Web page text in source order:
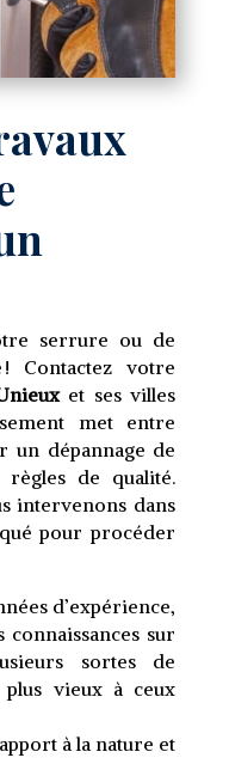
serrure ou de
Contactez votre
et ses villes
met entre
un dépannage de
de qualité.
intervenons dans
pour procéder
d’expérience,
sur
sortes de
vieux à ceux
à la nature et